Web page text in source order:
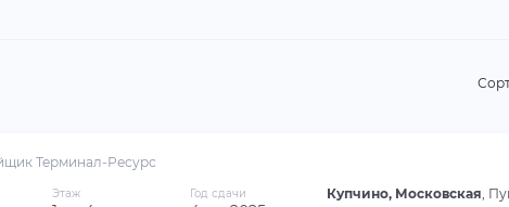
Терминал-Ресурс
Этаж Год сдачи Купчино, Московская,